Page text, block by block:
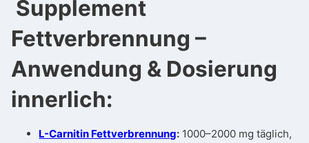
Supplement
Fettverbrennung –
Anwendung & Dosierung
innerlich:
L-Carnitin Fettverbrennung: 1000–2000 mg täglich,